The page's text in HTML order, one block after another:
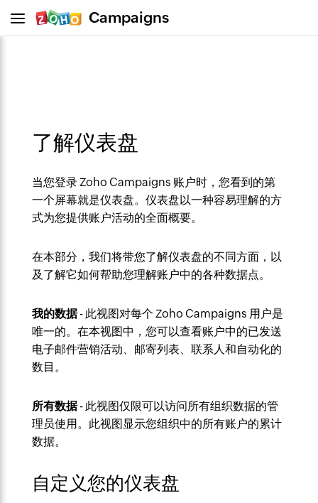
Campaigns
了解仪表盘
当您登录 Zoho Campaigns 账户时，您看到的第
一个屏幕就是仪表盘。仪表盘以一种容易理解的方
式为您提供账户活动的全面概要。
在本部分，我们将带您了解仪表盘的不同方面，以
及了解它如何帮助您理解账户中的各种数据点。
我的数据- 此视图对每个 Zoho Campaigns 用户是
唯一的。在本视图中，您可以查看账户中的已发送
电子邮件营销活动、邮寄列表、联系人和自动化的
数目。
所有数据- 此视图仅限可以访问所有组织数据的管
理员使用。此视图显示您组织中的所有账户的累计
数据。
自定义您的仪表盘